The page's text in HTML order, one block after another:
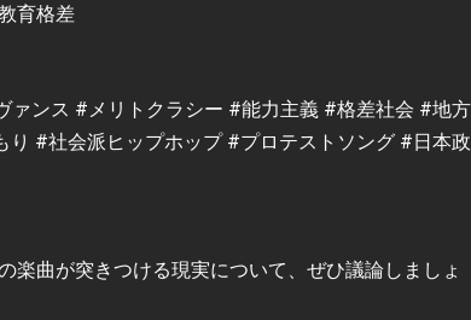
育格差
ンス #メリトクラシー #能力主義 #格差社会 #地
#社会派ヒップホップ #プロテストソング #日本
楽曲が突きつける現実について、ぜひ議論しましょ